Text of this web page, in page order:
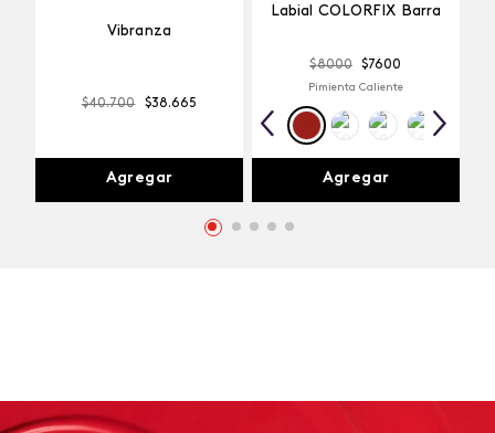
Vibranza
$40.700 $38.665
Agregar
Labial COLORFIX Barra
$8000 $7600
Pimienta Caliente
Agregar